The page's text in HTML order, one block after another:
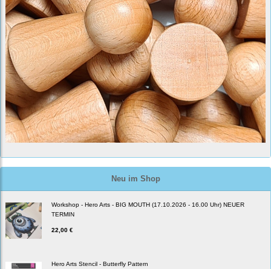
Neu im Shop
Workshop - Hero Arts - BIG MOUTH (17.10.2026 - 16.00 Uhr) NEUER
TERMIN
22,00 €
Hero Arts Stencil - Butterfly Pattern